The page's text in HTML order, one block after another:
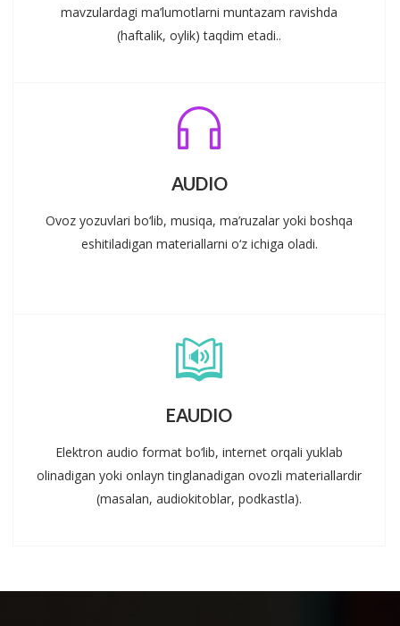
mavzulardagi ma’lumotlarni muntazam ravishda
(haftalik, oylik) taqdim etadi..
AUDIO
Ovoz yozuvlari bo‘lib, musiqa, ma’ruzalar yoki boshqa
eshitiladigan materiallarni o‘z ichiga oladi.
EAUDIO
Elektron audio format bo‘lib, internet orqali yuklab
olinadigan yoki onlayn tinglanadigan ovozli materiallardir
(masalan, audiokitoblar, podkastla).